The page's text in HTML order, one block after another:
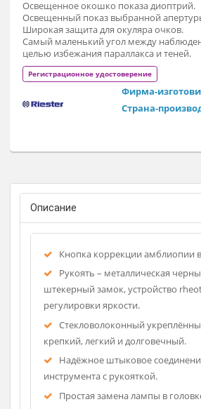
Офтальмоскоп с XL ксеноновым
освещением для исследования при
зрачках, щелевом и
Широкие возможности для
наружной стороны глазного яблока.
Коррекция аметропии.
Освещенное окошко показа
Освещенный показ выбранной
целью избежания параллакса и
Фирма-
Описание
Кнопка коррекции
Рукоять – металлическая